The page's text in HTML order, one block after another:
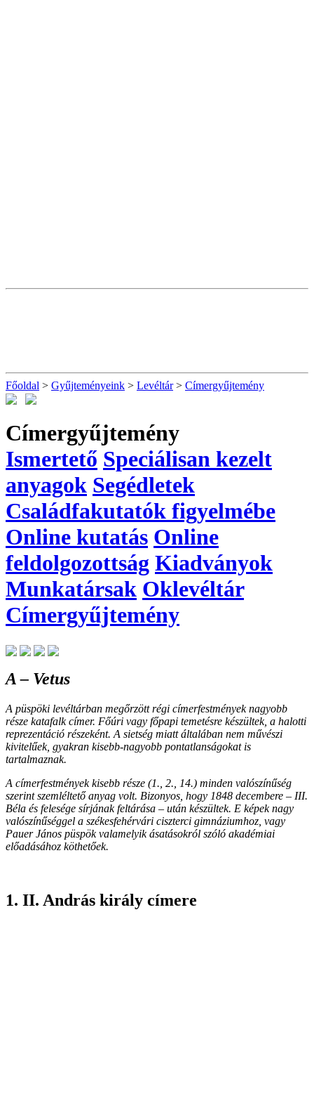
Főoldal > Gyűjteményeink > Levéltár> Címergyűjtemény
Címergyűjtemény
Ismertető Speciálisan kezelt
anyagok Segédletek
Családfakutatók figyelmébe
Online kutatás Online
feldolgozottság Kiadványok
Munkatársak Oklevéltár
Címergyűjtemény
A – Vetus
A püspöki levéltárban megőrzött régi címerfestmények nagyobb
része katafalk címer. Főúri vagy főpapi temetésre készültek, a halotti
reprezentáció részeként. A sietség miatt általában nem művészi
kivitelűek, gyakran kisebb-nagyobb pontatlanságokat is
tartalmaznak.
A címerfestmények kisebb része (1., 2., 14.) minden valószínűség
szerint szemléltető anyag volt. Bizonyos, hogy 1848 decembere – III.
Béla és felesége sírjának feltárása – után készültek. E képek nagy
valószínűséggel a székesfehérvári ciszterci gimnáziumhoz, vagy
Pauer János püspök valamelyik ásatásokról szóló akadémiai
előadásához köthetőek.
1. II. András király címere